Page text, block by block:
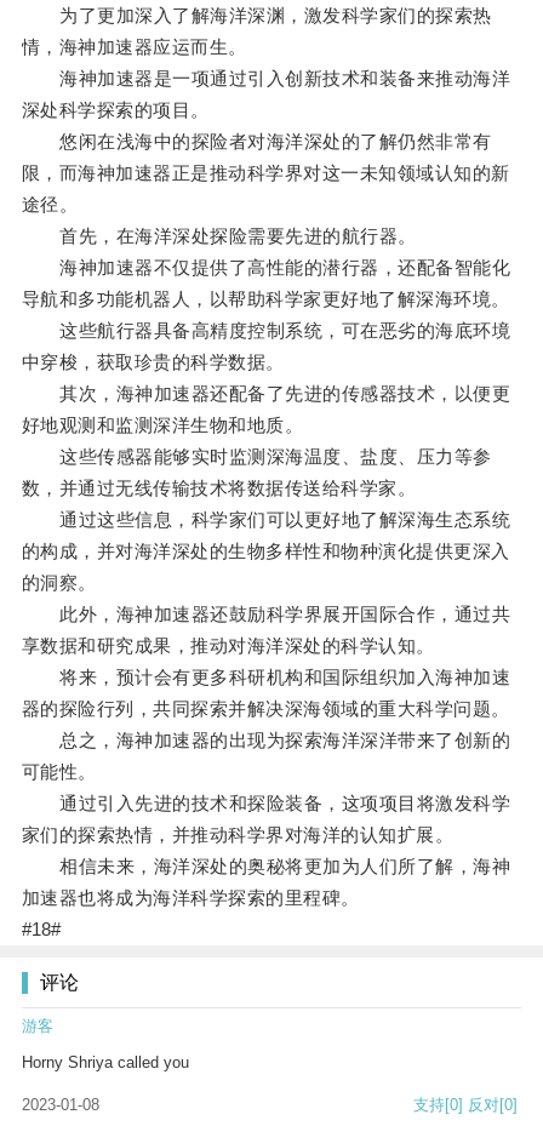
为了更加深入了解海洋深渊，激发科学家们的探索热
情，海神加速器应运而生。
海神加速器是一项通过引入创新技术和装备来推动海洋
深处科学探索的项目。
悠闲在浅海中的探险者对海洋深处的了解仍然非常有
限，而海神加速器正是推动科学界对这一未知领域认知的新
途径。
首先，在海洋深处探险需要先进的航行器。
海神加速器不仅提供了高性能的潜行器，还配备智能化
导航和多功能机器人，以帮助科学家更好地了解深海环境。
这些航行器具备高精度控制系统，可在恶劣的海底环境
中穿梭，获取珍贵的科学数据。
其次，海神加速器还配备了先进的传感器技术，以便更
好地观测和监测深洋生物和地质。
这些传感器能够实时监测深海温度、盐度、压力等参
数，并通过无线传输技术将数据传送给科学家。
通过这些信息，科学家们可以更好地了解深海生态系统
的构成，并对海洋深处的生物多样性和物种演化提供更深入
的洞察。
此外，海神加速器还鼓励科学界展开国际合作，通过共
享数据和研究成果，推动对海洋深处的科学认知。
将来，预计会有更多科研机构和国际组织加入海神加速
器的探险行列，共同探索并解决深海领域的重大科学问题。
总之，海神加速器的出现为探索海洋深洋带来了创新的
可能性。
通过引入先进的技术和探险装备，这项项目将激发科学
家们的探索热情，并推动科学界对海洋的认知扩展。
相信未来，海洋深处的奥秘将更加为人们所了解，海神
加速器也将成为海洋科学探索的里程碑。
#18#
评论
游客
Horny Shriya called you
2023-01-08 支持[0] 反对[0]